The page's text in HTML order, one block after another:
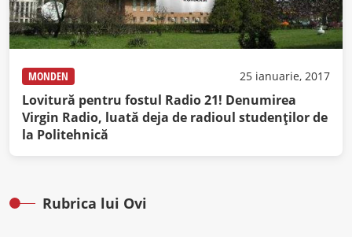
MONDEN 25 ianuarie, 2017
Lovitură pentru fostul Radio 21! Denumirea
Virgin Radio, luată deja de radioul studenţilor de
la Politehnică
Rubrica lui Ovi